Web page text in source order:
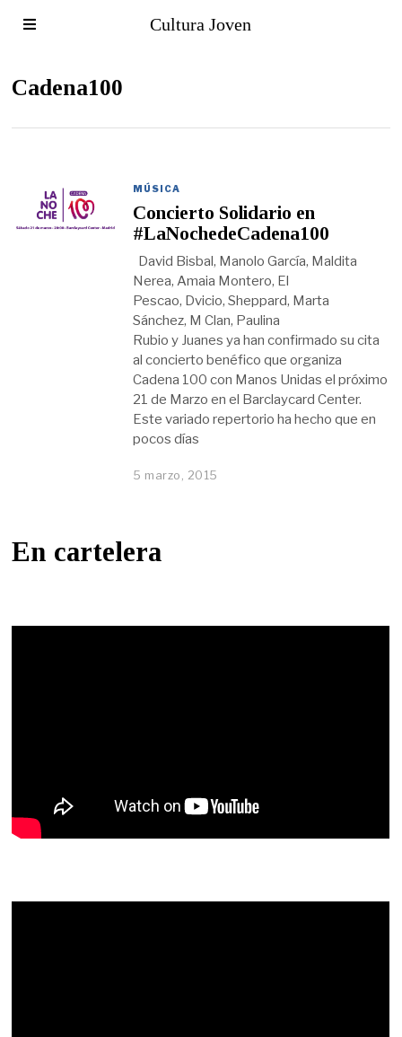
Cultura Joven
Cadena100
MÚSICA
Concierto Solidario en
#LaNochedeCadena100
David Bisbal, Manolo García, Maldita
Nerea, Amaia Montero, El
Pescao, Dvicio, Sheppard, Marta
Sánchez, M Clan, Paulina
Rubio y Juanes ya han confirmado su cita
al concierto benéfico que organiza
Cadena 100 con Manos Unidas el próximo
21 de Marzo en el Barclaycard Center.
Este variado repertorio ha hecho que en
pocos días
5 marzo, 2015
En cartelera